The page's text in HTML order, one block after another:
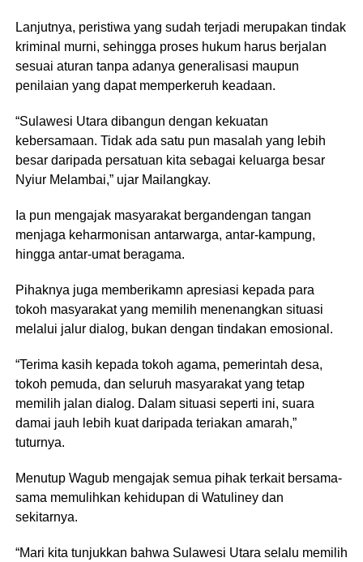
Lanjutnya, peristiwa yang sudah terjadi merupakan tindak
kriminal murni, sehingga proses hukum harus berjalan
sesuai aturan tanpa adanya generalisasi maupun
penilaian yang dapat memperkeruh keadaan.
“Sulawesi Utara dibangun dengan kekuatan
kebersamaan. Tidak ada satu pun masalah yang lebih
besar daripada persatuan kita sebagai keluarga besar
Nyiur Melambai,” ujar Mailangkay.
Ia pun mengajak masyarakat bergandengan tangan
menjaga keharmonisan antarwarga, antar-kampung,
hingga antar-umat beragama.
Pihaknya juga memberikamn apresiasi kepada para
tokoh masyarakat yang memilih menenangkan situasi
melalui jalur dialog, bukan dengan tindakan emosional.
“Terima kasih kepada tokoh agama, pemerintah desa,
tokoh pemuda, dan seluruh masyarakat yang tetap
memilih jalan dialog. Dalam situasi seperti ini, suara
damai jauh lebih kuat daripada teriakan amarah,”
tuturnya.
Menutup Wagub mengajak semua pihak terkait bersama-
sama memulihkan kehidupan di Watuliney dan
sekitarnya.
“Mari kita tunjukkan bahwa Sulawesi Utara selalu memilih